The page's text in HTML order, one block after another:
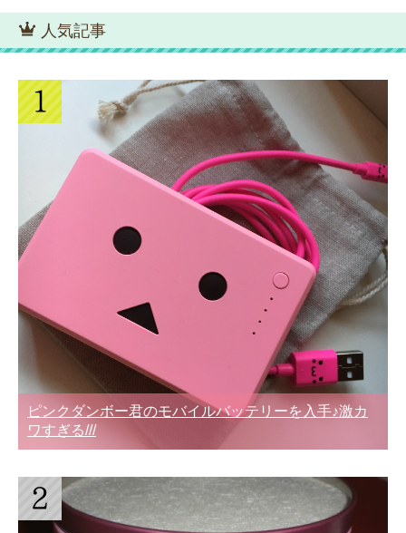
人気記事
ピンクダンボー君のモバイルバッテリーを入手♪激カ
ワすぎる///